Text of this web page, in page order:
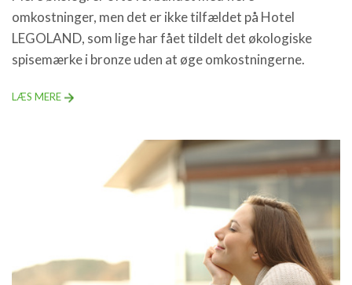
omkostninger, men det er ikke tilfældet på Hotel
LEGOLAND, som lige har fået tildelt det økologiske
spisemærke i bronze uden at øge omkostningerne.
LÆS MERE